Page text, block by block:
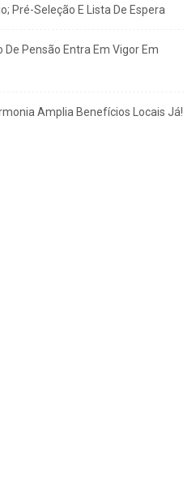
Pré-Seleção E Lista De Espera
Pensão Entra Em Vigor Em
Amplia Benefícios Locais Já!